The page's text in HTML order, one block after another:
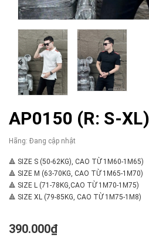
AP0150 (R: S-
Hãng: Đang cập nhật
🔺 SIZE S (50-62KG), CAO TỪ 1M60-1M65)
🔺 SIZE M (63-70KG, CAO TỪ 1M65-1M70)
🔺 SIZE L (71-78KG,CAO TỪ 1M70-1M75)
🔺 SIZE XL (79-85KG, CAO TỪ 1M75-1M8)
390.000₫